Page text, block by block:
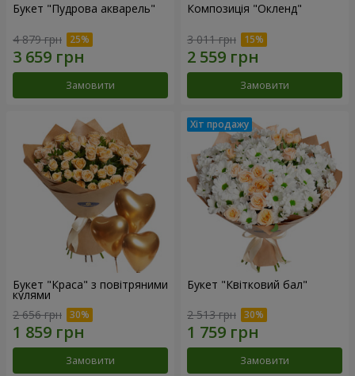
Букет "Пудрова акварель"
4 879 грн
Замовити
Композиція "Окленд"
3 011 грн
Замовити
Букет "Краса" з повітряними
кулями
2 656 грн
Замовити
Букет "Квітковий бал"
2 513 грн
Замовити